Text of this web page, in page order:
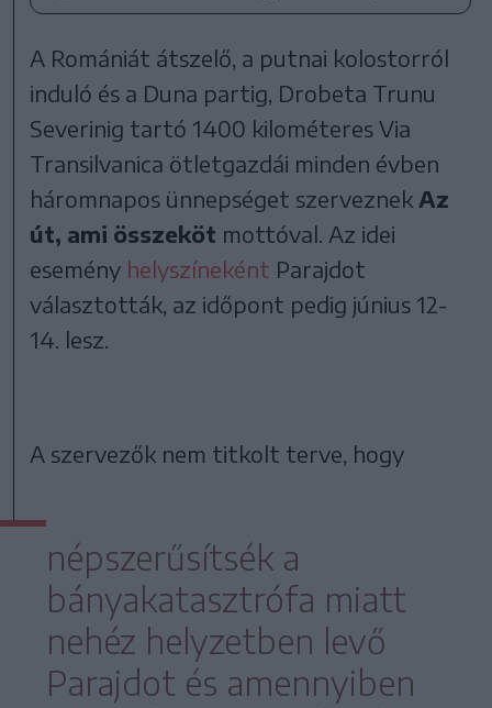
A Romániát átszelő, a putnai kolostorról
induló és a Duna partig, Drobeta Trunu
Severinig tartó 1400 kilométeres Via
Transilvanica ötletgazdái minden évben
háromnapos ünnepséget szerveznek Az
út, ami összeköt mottóval. Az idei
esemény helyszíneként Parajdot
választották, az időpont pedig június 12-
14. lesz.
A szervezők nem titkolt terve, hogy
népszerűsítsék a
bányakatasztrófa miatt
nehéz helyzetben levő
Parajdot és amennyiben